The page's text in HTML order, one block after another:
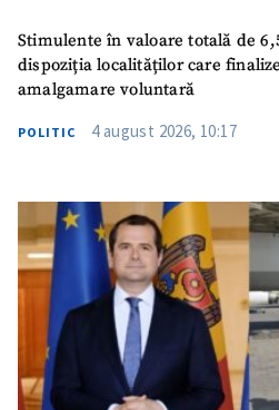
Stimulente în valoare totală de
dispoziția localităților care
amalgamare voluntară
POLITIC 4 august 2026, 10:17